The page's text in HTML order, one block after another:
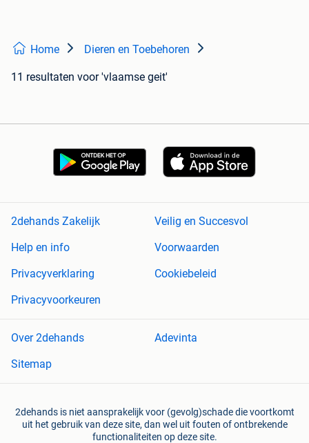
Home Dieren en Toebehoren
11 resultaten voor 'vlaamse geit'
2dehands Zakelijk
Veilig en Succesvol
Help en info
Voorwaarden
Privacyverklaring
Cookiebeleid
Privacyvoorkeuren
Over 2dehands
Adevinta
Sitemap
2dehands is niet aansprakelijk voor (gevolg)schade die voortkomt
uit het gebruik van deze site, dan wel uit fouten of ontbrekende
functionaliteiten op deze site.